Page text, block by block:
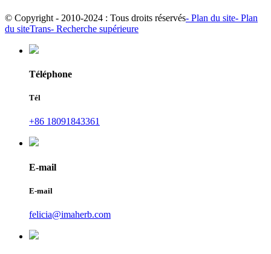
© Copyright - 2010-2024 : Tous droits réservés- Plan du site- Plan
du siteTrans- Recherche supérieure
Téléphone
Tél
+86 18091843361
E-mail
E-mail
felicia@imaherb.com